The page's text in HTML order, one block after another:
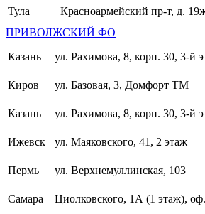
Тула
Красноармейский пр-т, д.
ПРИВОЛЖСКИЙ ФО
Казань
ул. Рахимова, 8, корп. 30, 3-й
Киров
ул. Базовая, 3, Домфорт ТМ
Казань
ул. Рахимова, 8, корп. 30, 3-й
Ижевск
ул. Маяковского, 41, 2 этаж
Пермь
ул. Верхнемуллинская, 103
Самара
Циолковского, 1А (1 этаж),